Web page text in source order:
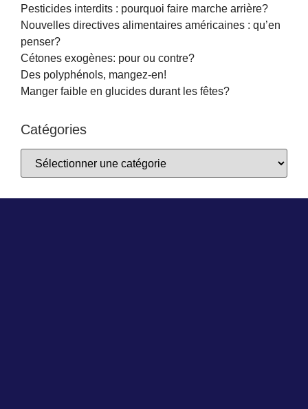
Pesticides interdits : pourquoi faire marche arrière?
Nouvelles directives alimentaires américaines : qu’en
penser?
Cétones exogènes: pour ou contre?
Des polyphénols, mangez-en!
Manger faible en glucides durant les fêtes?
Catégories